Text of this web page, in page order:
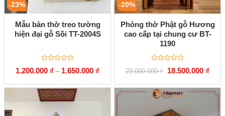
-23%
Mẫu bàn thờ treo tường
hiện đại gỗ Sồi TT-2004S
Được
xếp
0
5
sao
1.200.000 ₫ – 1.650.000 ₫
-20%
Phòng thờ Phật gỗ Hương
cao cấp tại chung cư BT-
1190
Được
xếp
0
5
sao
23.000.000₫
Giá
là:
23.000.000 ₫.
18.500.000 ₫
tại
là: